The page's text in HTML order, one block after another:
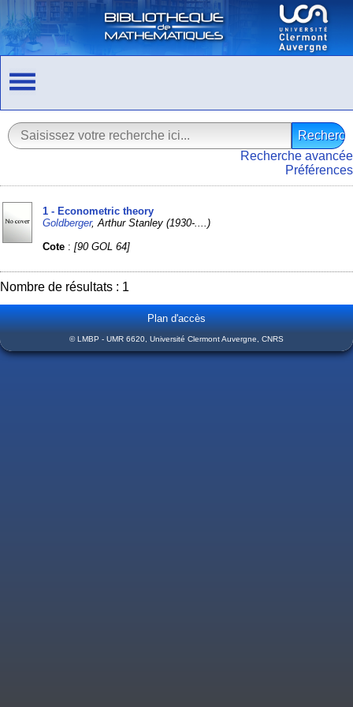
Recherche avancée
Préférences
1 - Econometric theory
Goldberger, Arthur Stanley (1930-....)
Cote :[90 GOL 64]
Nombre de résultats : 1
Plan d'accès
© LMBP - UMR 6620, Université Clermont Auvergne, CNRS